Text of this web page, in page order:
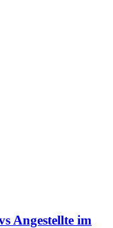
Angestellte im